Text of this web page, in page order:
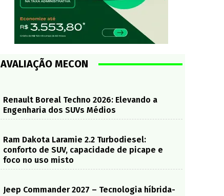
AVALIAÇÃO MECON
Renault Boreal Techno 2026: Elevando a
Engenharia dos SUVs Médios
Ram Dakota Laramie 2.2 Turbodiesel:
conforto de SUV, capacidade de picape e
foco no uso misto
Jeep Commander 2027 – Tecnologia híbrida-